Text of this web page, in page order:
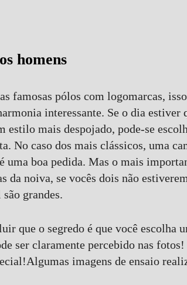
homens
famosas pólos com logomarcas,
interessante. Se o dia estiver
estilo mais despojado, pode-se
No caso dos mais clássicos, uma
uma boa pedida. Mas o mais
da noiva, se vocês dois não
grandes.
que o segredo é que você escolha
ser claramente percebido nas
imagens de ensaio